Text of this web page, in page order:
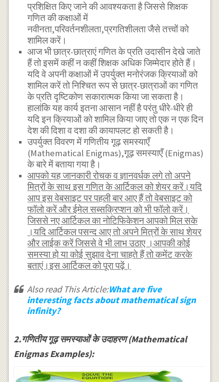
प्रशिक्षित किए जाने की आवश्यकता है जिससे शिक्षक
गणित की कक्षाओं में
नवीनता,परिवर्तनशीलता,प्रगतिशीलता जैसे तत्त्वों को
शामिल करें।
आज भी छात्र-छात्राएं गणित के प्रति उदासीन देखे जाते
हैं तो इसमें कहीं न कहीं शिक्षक अधिक जिम्मेदार होते हैं।
यदि वे अपनी कक्षाओं में उपर्युक्त मनोरंजक क्रियाओं को
शामिल करें तो निश्चित रूप से छात्र-छात्राओं का गणित
के प्रति दृष्टिकोण सकारात्मक किया जा सकता है।
हालांकि यह कार्य इतना आसान नहीं है परंतु धीरे-धीरे ही
यदि इन क्रियाओं को शामिल किया जाए तो एक न एक दिन
देश की दिशा व दशा की कायापलट हो सकती है।
उपर्युक्त विवरण में गणितीय गूढ़ समस्याएँ
(Mathematical Enigmas),गूढ़ समस्याएँ (Enigmas)
के बारे में बताया गया है।
आपको यह जानकारी रोचक व ज्ञानवर्धक लगे तो अपने
मित्रों के साथ इस गणित के आर्टिकल को शेयर करें।यदि
आप इस वेबसाइट पर पहली बार आए हैं तो वेबसाइट को
फॉलो करें और ईमेल सब्सक्रिप्शन को भी फॉलो करें।
जिससे नए आर्टिकल का नोटिफिकेशन आपको मिल सके
।यदि आर्टिकल पसन्द आए तो अपने मित्रों के साथ शेयर
और लाईक करें जिससे वे भी लाभ उठाए ।आपकी कोई
समस्या हो या कोई सुझाव देना चाहते हैं तो कमेंट करके
बताएं।इस आर्टिकल को पूरा पढ़ें।
Also read This Article:What are five
interesting facts about mathematical sign
infinity?
2.गणितीय गूढ़ समस्याओं के उदाहरण (Mathematical
Enigmas Examples):